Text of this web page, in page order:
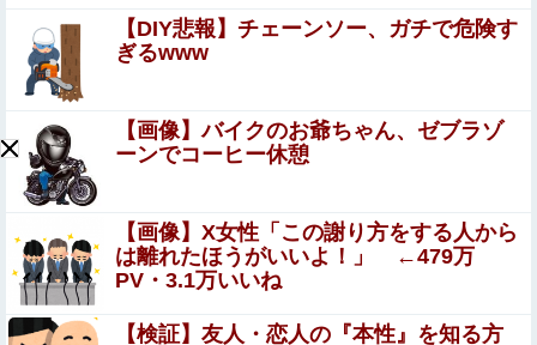
【画像】田中みな実さん、妊娠中とは思えないヒール
姿で登場してしまう他
山手線にベビーカーを乗せた母親を庇う某政治家、「お
ン引きさせ……
【私はあなたの味方】 交際歴ゼロの同級生宅に唐揚げや文
庫本を20回以上届けた24歳女を逮捕
息子のオ●ニーを発見したワイの嫁、全ての対応を間違え
てしまう…
【閲覧注意】 お願いだからフェイクであってほ
しいこの女児の動画、本物だった…
【DIY悲報】チェーンソー、ガチで危険す
ぎるwww
【画像】バイクのお爺ちゃん、ゼブラゾ
ーンでコーヒー休憩
【画像】X女性「この謝り方をする人から
は離れたほうがいいよ！」 ←479万
PV・3.1万いいね
【検証】友人・恋人の『本性』を知る方